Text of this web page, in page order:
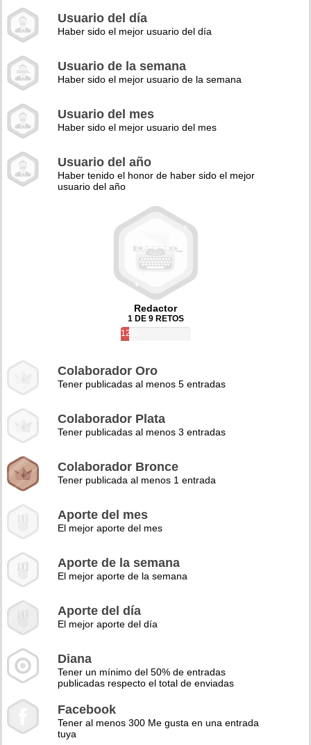
Usuario del día
Haber sido el mejor usuario del día
Usuario de la semana
Haber sido el mejor usuario de la semana
Usuario del mes
Haber sido el mejor usuario del mes
Usuario del año
Haber tenido el honor de haber sido el mejor
usuario del año
Redactor
1 DE 9 RETOS
12%
Colaborador Oro
Tener publicadas al menos 5 entradas
Colaborador Plata
Tener publicadas al menos 3 entradas
Colaborador Bronce
Tener publicada al menos 1 entrada
Aporte del mes
El mejor aporte del mes
Aporte de la semana
El mejor aporte de la semana
Aporte del día
El mejor aporte del día
Diana
Tener un mínimo del 50% de entradas
publicadas respecto el total de enviadas
Facebook
Tener al menos 300 Me gusta en una entrada
tuya